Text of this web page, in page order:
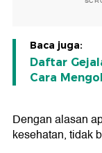
Baca juga:
Daftar
Cara
Dengan alasan
kesehatan, tidak